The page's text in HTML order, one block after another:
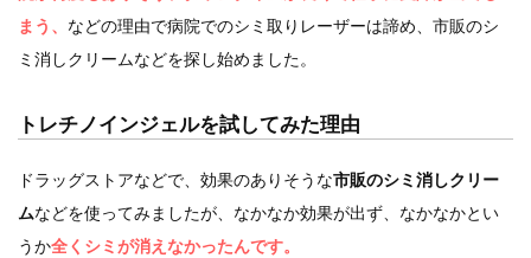
まう、 などの理由で病院でのシミ取りレーザーは諦め、市販のシ
ミ消しクリームなどを探し始めました。
トレチノインジェルを試してみた理由
ドラッグストアなどで、効果のありそうな市販のシミ消しクリー
ムなどを使ってみましたが、なかなか効果が出ず、なかなかとい
うか全くシミが消えなかったんです。